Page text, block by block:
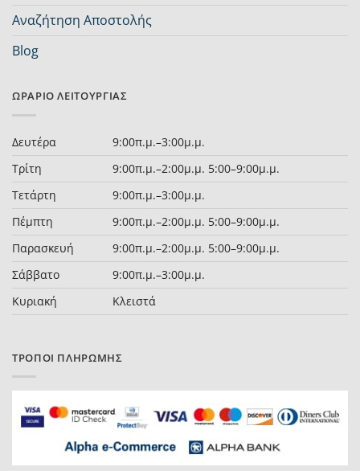
Αναζήτηση Αποστολής
Blog
ΩΡΆΡΙΟ ΛΕΙΤΟΥΡΓΊΑΣ
Δευτέρα
9:00π.μ.–3:00μ.μ.
Τρίτη
9:00π.μ.–2:00μ.μ. 5:00–9:00μ.μ.
Τετάρτη
9:00π.μ.–3:00μ.μ.
Πέμπτη
9:00π.μ.–2:00μ.μ. 5:00–9:00μ.μ.
Παρασκευή
9:00π.μ.–2:00μ.μ. 5:00–9:00μ.μ.
Σάββατο
9:00π.μ.–3:00μ.μ.
Κυριακή
Κλειστά
ΤΡΌΠΟΙ ΠΛΗΡΩΜΉΣ